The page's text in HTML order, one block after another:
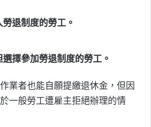
退制度的勞工。
擇參加勞退制度的勞工。
業者也能自願提繳退休金，但因
一般勞工遭雇主拒絕辦理的情